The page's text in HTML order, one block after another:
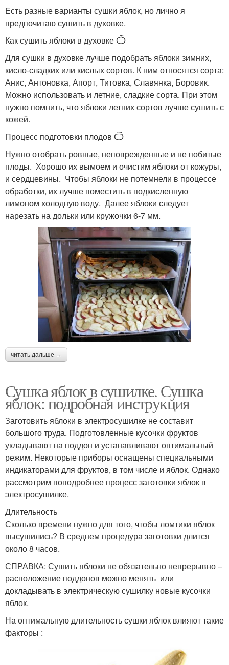
Есть разные варианты сушки яблок, но лично я
предпочитаю сушить в духовке.
Как сушить яблоки в духовке Ѽ
Для сушки в духовке лучше подобрать яблоки зимних,
кисло-сладких или кислых сортов. К ним относятся сорта:
Анис, Антоновка, Апорт, Титовка, Славянка, Боровик.
Можно использовать и летние, сладкие сорта. При этом
нужно помнить, что яблоки летних сортов лучше сушить с
кожей.
Процесс подготовки плодов Ѽ
Нужно отобрать ровные, неповрежденные и не побитые
плоды. Хорошо их вымоем и очистим яблоки от кожуры,
и сердцевины. Чтобы яблоки не потемнели в процессе
обработки, их лучше поместить в подкисленную
лимоном холодную воду. Далее яблоки следует
нарезать на дольки или кружочки 6-7 мм.
читать дальше →
Сушка яблок в сушилке. Сушка
яблок: подробная инструкция
Заготовить яблоки в электросушилке не составит
большого труда. Подготовленные кусочки фруктов
укладывают на поддон и устанавливают оптимальный
режим. Некоторые приборы оснащены специальными
индикаторами для фруктов, в том числе и яблок. Однако
рассмотрим поподробнее процесс заготовки яблок в
электросушилке.
Длительность
Сколько времени нужно для того, чтобы ломтики яблок
высушились? В среднем процедура заготовки длится
около 8 часов.
СПРАВКА: Сушить яблоки не обязательно непрерывно –
расположение поддонов можно менять или
докладывать в электрическую сушилку новые кусочки
яблок.
На оптимальную длительность сушки яблок влияют такие
факторы :